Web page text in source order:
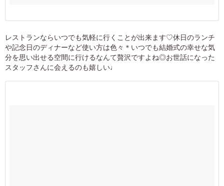
レストランならいつでも気軽に行くことが出来ます♡休日のランチ
や記念日のディナーなど使い方は色々＊いつでも結婚式の幸せな気
分を思い出せる空間に行けるなんて贅沢ですよね◎お世話になった
スタッフさんに会えるのも嬉しい♩